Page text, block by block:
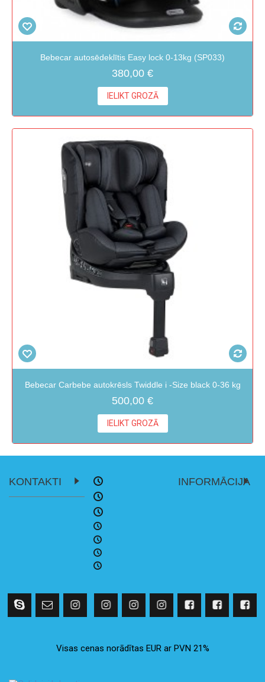
Bebecar autosēdeklītis Easy lock 0-13kg (SP033)
380,00 €
IELIKT GROZĀ
Bebecar Carbebe autokrēsls Twiddle i -Size black 0-36 kg
500,00 €
IELIKT GROZĀ
KONTAKTI INFORMĀCIJA
Visas cenas norādītas EUR ar PVN 21%